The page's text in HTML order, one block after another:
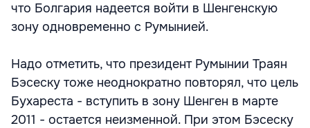
что Болгария надеется войти в Шенгенскую
зону одновременно с Румынией.
Надо отметить, что президент Румынии Траян
Бэсеску тоже неоднократно повторял, что цель
Бухареста - вступить в зону Шенген в марте
2011 - остается неизменной. При этом Бэсеску